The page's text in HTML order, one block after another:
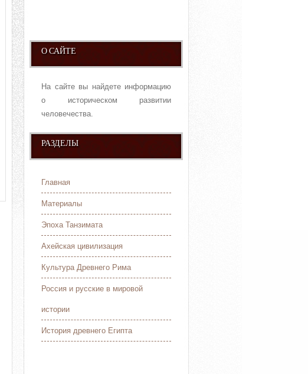
О САЙТЕ
На сайте вы найдете информацию
о историческом развитии
человечества.
РАЗДЕЛЫ
Главная
Материалы
Эпоха Танзимата
Ахейская цивилизация
Культура Древнего Рима
Россия и русские в мировой
истории
История древнего Египта